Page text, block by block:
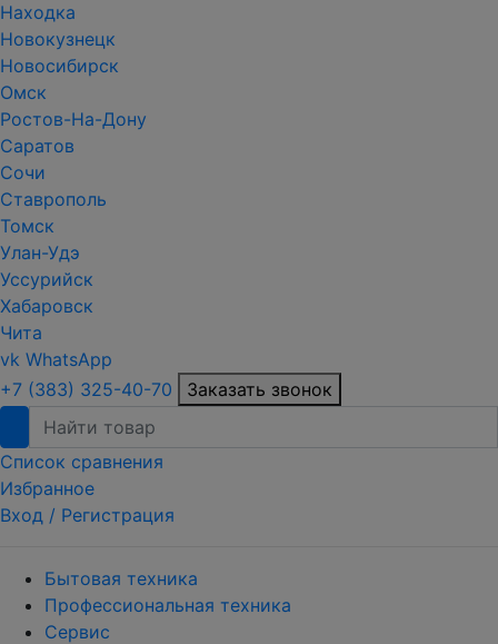
Находка
Новокузнецк
Новосибирск
Омск
Ростов-На-Дону
Саратов
Сочи
Ставрополь
Томск
Улан-Удэ
Уссурийск
Хабаровск
Чита
vk WhatsApp
+7 (383) 325-40-70
Заказать звонок
Список сравнения
Избранное
Вход / Регистрация
Бытовая техника
Профессиональная техника
Сервис